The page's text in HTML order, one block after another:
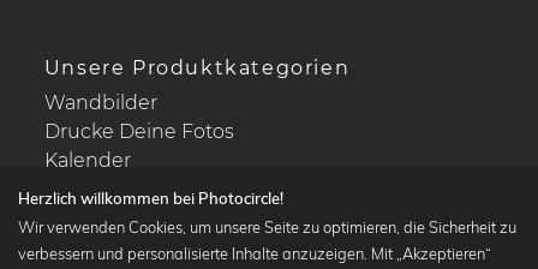
Unsere Produktkategorien
Wandbilder
Drucke Deine Fotos
Kalender
Herzlich willkommen bei Photocircle!
Wir verwenden Cookies, um unsere Seite zu optimieren, die Sicherheit zu
verbessern und personalisierte Inhalte anzuzeigen. Mit „Akzeptieren“